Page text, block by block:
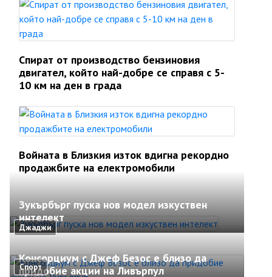
Спират от производство бензиновия
двигател, който най-добре се справя с 5-
10 км на ден в града
Войната в Близкия изток вдигна рекордно
продажбите на електромобили
Джаджи
Зукърбърг пуска нов модел изкуствен
интелект
Спорт
Консорциум с Джеф Безос е близо да
придобие акции на Ливърпул